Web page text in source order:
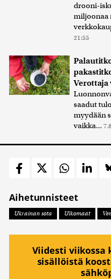
drooni-
miljoonaa
21:55
Verottaja
saadut
myydään
vaikka...
Aihetunnisteet
Ukrainan sota Ulkomaat
Viidesti viikossa
sisällöistä